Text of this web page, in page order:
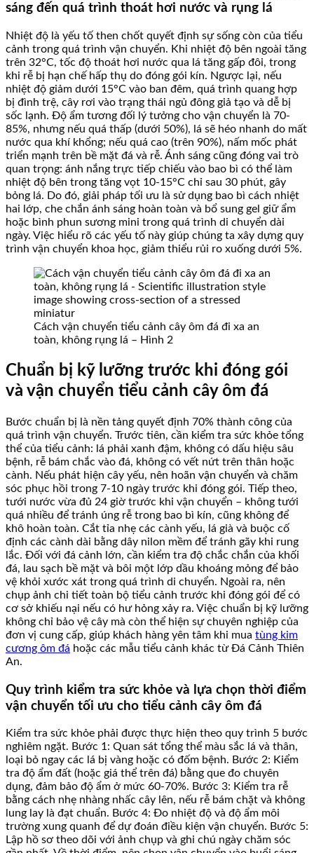
sáng đến quá trình thoát hơi nước và rụng lá
Nhiệt độ là yếu tố then chốt quyết định sự sống còn của tiểu
cảnh trong quá trình vận chuyển. Khi nhiệt độ bên ngoài tăng
trên 32°C, tốc độ thoát hơi nước qua lá tăng gấp đôi, trong
khi rễ bị hạn chế hấp thụ do đóng gói kín. Ngược lại, nếu
nhiệt độ giảm dưới 15°C vào ban đêm, quá trình quang hợp
bị đình trệ, cây rơi vào trạng thái ngủ đông giả tạo và dễ bị
sốc lạnh. Độ ẩm tương đối lý tưởng cho vận chuyển là 70-
85%, nhưng nếu quá thấp (dưới 50%), lá sẽ héo nhanh do mất
nước qua khí khổng; nếu quá cao (trên 90%), nấm mốc phát
triển mạnh trên bề mặt đá và rễ. Ánh sáng cũng đóng vai trò
quan trọng: ánh nắng trực tiếp chiếu vào bao bì có thể làm
nhiệt độ bên trong tăng vọt 10-15°C chỉ sau 30 phút, gây
bỏng lá. Do đó, giải pháp tối ưu là sử dụng bao bì cách nhiệt
hai lớp, che chắn ánh sáng hoàn toàn và bổ sung gel giữ ẩm
hoặc bình phun sương mini trong quá trình di chuyển dài
ngày. Việc hiểu rõ các yếu tố này giúp chúng ta xây dựng quy
trình vận chuyển khoa học, giảm thiểu rủi ro xuống dưới 5%.
Cách vận chuyển tiểu cảnh cây ôm đá đi xa an
toàn, không rụng lá – Hình 2
Chuẩn bị kỹ lưỡng trước khi đóng gói
và vận chuyển tiểu cảnh cây ôm đá
Bước chuẩn bị là nền tảng quyết định 70% thành công của
quá trình vận chuyển. Trước tiên, cần kiểm tra sức khỏe tổng
thể của tiểu cảnh: lá phải xanh đậm, không có dấu hiệu sâu
bệnh, rễ bám chắc vào đá, không có vết nứt trên thân hoặc
cành. Nếu phát hiện cây yếu, nên hoãn vận chuyển và chăm
sóc phục hồi trong 7-10 ngày trước khi đóng gói. Tiếp theo,
tưới nước vừa đủ 24 giờ trước khi vận chuyển – không tưới
quá nhiều để tránh úng rễ trong bao bì kín, cũng không để
khô hoàn toàn. Cắt tỉa nhẹ các cành yếu, lá già và buộc cố
định các cành dài bằng dây nilon mềm để tránh gãy khi rung
lắc. Đối với đá cảnh lớn, cần kiểm tra độ chắc chắn của khối
đá, lau sạch bề mặt và bôi một lớp dầu khoáng mỏng để bảo
vệ khỏi xước xát trong quá trình di chuyển. Ngoài ra, nên
chụp ảnh chi tiết toàn bộ tiểu cảnh trước khi đóng gói để có
cơ sở khiếu nại nếu có hư hỏng xảy ra. Việc chuẩn bị kỹ lưỡng
không chỉ bảo vệ cây mà còn thể hiện sự chuyên nghiệp của
đơn vị cung cấp, giúp khách hàng yên tâm khi mua tùng kim
cương ôm đá hoặc các mẫu tiểu cảnh khác từ Đá Cảnh Thiên
An.
Quy trình kiểm tra sức khỏe và lựa chọn thời điểm
vận chuyển tối ưu cho tiểu cảnh cây ôm đá
Kiểm tra sức khỏe phải được thực hiện theo quy trình 5 bước
nghiêm ngặt. Bước 1: Quan sát tổng thể màu sắc lá và thân,
loại bỏ ngay các lá bị vàng hoặc có đốm bệnh. Bước 2: Kiểm
tra độ ẩm đất (hoặc giá thể trên đá) bằng que đo chuyên
dụng, đảm bảo độ ẩm ở mức 60-70%. Bước 3: Kiểm tra rễ
bằng cách nhẹ nhàng nhấc cây lên, nếu rễ bám chặt và không
lung lay là đạt chuẩn. Bước 4: Đo nhiệt độ và độ ẩm môi
trường xung quanh để dự đoán điều kiện vận chuyển. Bước 5:
Lập hồ sơ theo dõi với ảnh chụp và ghi chú ngày chăm sóc